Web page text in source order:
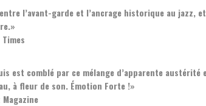
l’avant-garde et l’ancrage historique au jazz,
est comblé par ce mélange d’apparente
à fleur de son. Émotion Forte !»